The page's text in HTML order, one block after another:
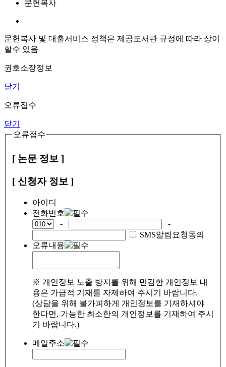
문헌복사
문헌복사 및 대출서비스 정책은 제공도서관 규정에 따라 상이
할수 있음
권호소장정보
닫기
오류접수
닫기
오류접수
[ 논문 정보 ]
[ 신청자 정보 ]
아이디
전화번호
-
-
SMS알림요청동의
오류내용
※ 개인정보 노출 방지를 위해 민감한 개인정보 내
용은 가급적 기재를 자제하여 주시기 바랍니다.
(상담을 위해 불가피하게 개인정보를 기재하셔야
한다면, 가능한 최소한의 개인정보를 기재하여 주시
기 바랍니다.)
메일주소